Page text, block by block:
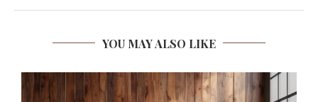
YOU MAY ALSO LIKE